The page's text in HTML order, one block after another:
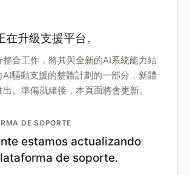
升級支援平台。
合工作，將其與全新的AI系統能力結
驅動支援的整體計劃的一部分，新體
。準備就緒後，本頁面將會更新。
DE SOPORTE
estamos actualizando
de soporte.